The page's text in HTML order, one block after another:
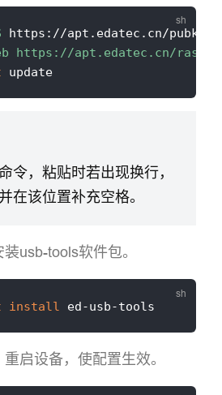
https://apt.edatec.cn/
https://apt.edatec.cn/
令，粘贴时若出现换行，
在该位置补充空格。
usb-tools软件包。
install
启设备，使配置生效。